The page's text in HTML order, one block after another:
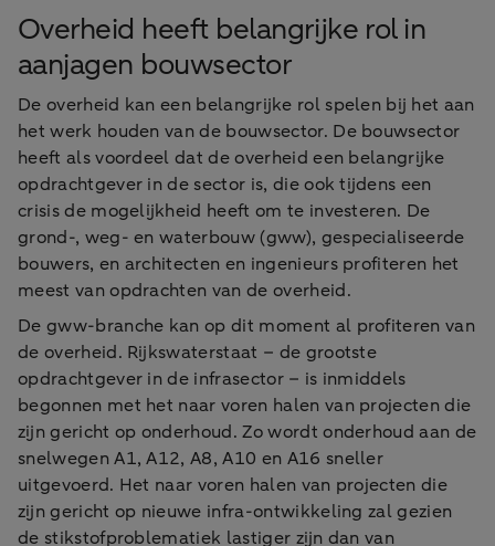
Overheid heeft belangrijke rol in
aanjagen bouwsector
De overheid kan een belangrijke rol spelen bij het aan
het werk houden van de bouwsector. De bouwsector
heeft als voordeel dat de overheid een belangrijke
opdrachtgever in de sector is, die ook tijdens een
crisis de mogelijkheid heeft om te investeren. De
grond-, weg- en waterbouw (gww), gespecialiseerde
bouwers, en architecten en ingenieurs profiteren het
meest van opdrachten van de overheid.
De gww-branche kan op dit moment al profiteren van
de overheid. Rijkswaterstaat – de grootste
opdrachtgever in de infrasector – is inmiddels
begonnen met het naar voren halen van projecten die
zijn gericht op onderhoud. Zo wordt onderhoud aan de
snelwegen A1, A12, A8, A10 en A16 sneller
uitgevoerd. Het naar voren halen van projecten die
zijn gericht op nieuwe infra-ontwikkeling zal gezien
de stikstofproblematiek lastiger zijn dan van